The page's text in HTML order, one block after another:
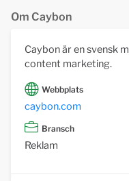
Om Caybon
Caybon är en svensk
content marketing.
Webbplats
caybon.com
Bransch
Reklam